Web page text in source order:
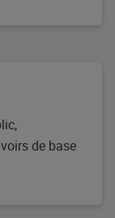
de base